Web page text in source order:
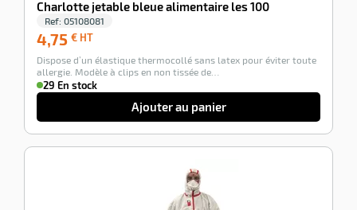
Charlotte jetable bleue alimentaire les 100
Ref: 05108081
4,75 € HT
HT
Dispose d’un élastique thermocollé sans latex pour éviter toute
allergie. Modèle à clips en non tissée de…
29 En stock
Ajouter au panier